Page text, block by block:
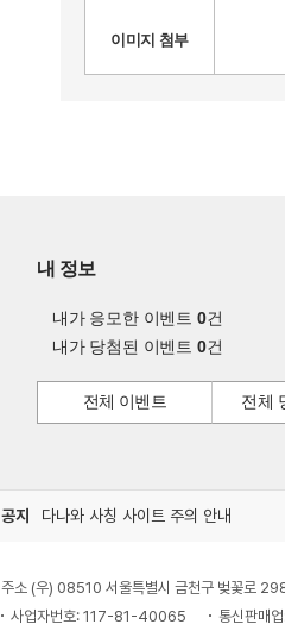
이미지 첨부
내 정보
내가 응모한 이벤트 0건
내가 당첨된 이벤트 0건
전체 이벤트 전체
공지 다나와 사칭 사이트 주의 안내
주소 (우) 08510 서울특별시 금천구 벚꽃로
사업자번호: 117-81-40065
통신판매